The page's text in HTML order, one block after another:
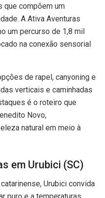
que compõem um
A Ativa Aventuras
um percurso de 1,8 mil
na conexão sensorial
de rapel, canyoning e
verticais e caminhadas
é o roteiro que
Novo,
natural em meio à
em Urubici (SC)
Urubici convida
puro e a temperaturas